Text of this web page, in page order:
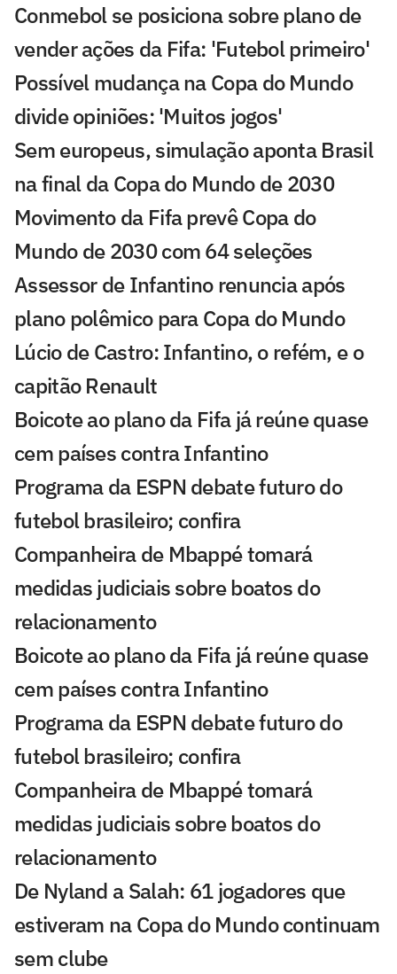
Conmebol se posiciona sobre plano de
vender ações da Fifa: 'Futebol primeiro'
Possível mudança na Copa do Mundo
divide opiniões: 'Muitos jogos'
Sem europeus, simulação aponta Brasil
na final da Copa do Mundo de 2030
Movimento da Fifa prevê Copa do
Mundo de 2030 com 64 seleções
Assessor de Infantino renuncia após
plano polêmico para Copa do Mundo
Lúcio de Castro: Infantino, o refém, e o
capitão Renault
Boicote ao plano da Fifa já reúne quase
cem países contra Infantino
Programa da ESPN debate futuro do
futebol brasileiro; confira
Companheira de Mbappé tomará
medidas judiciais sobre boatos do
relacionamento
Boicote ao plano da Fifa já reúne quase
cem países contra Infantino
Programa da ESPN debate futuro do
futebol brasileiro; confira
Companheira de Mbappé tomará
medidas judiciais sobre boatos do
relacionamento
De Nyland a Salah: 61 jogadores que
estiveram na Copa do Mundo continuam
sem clube